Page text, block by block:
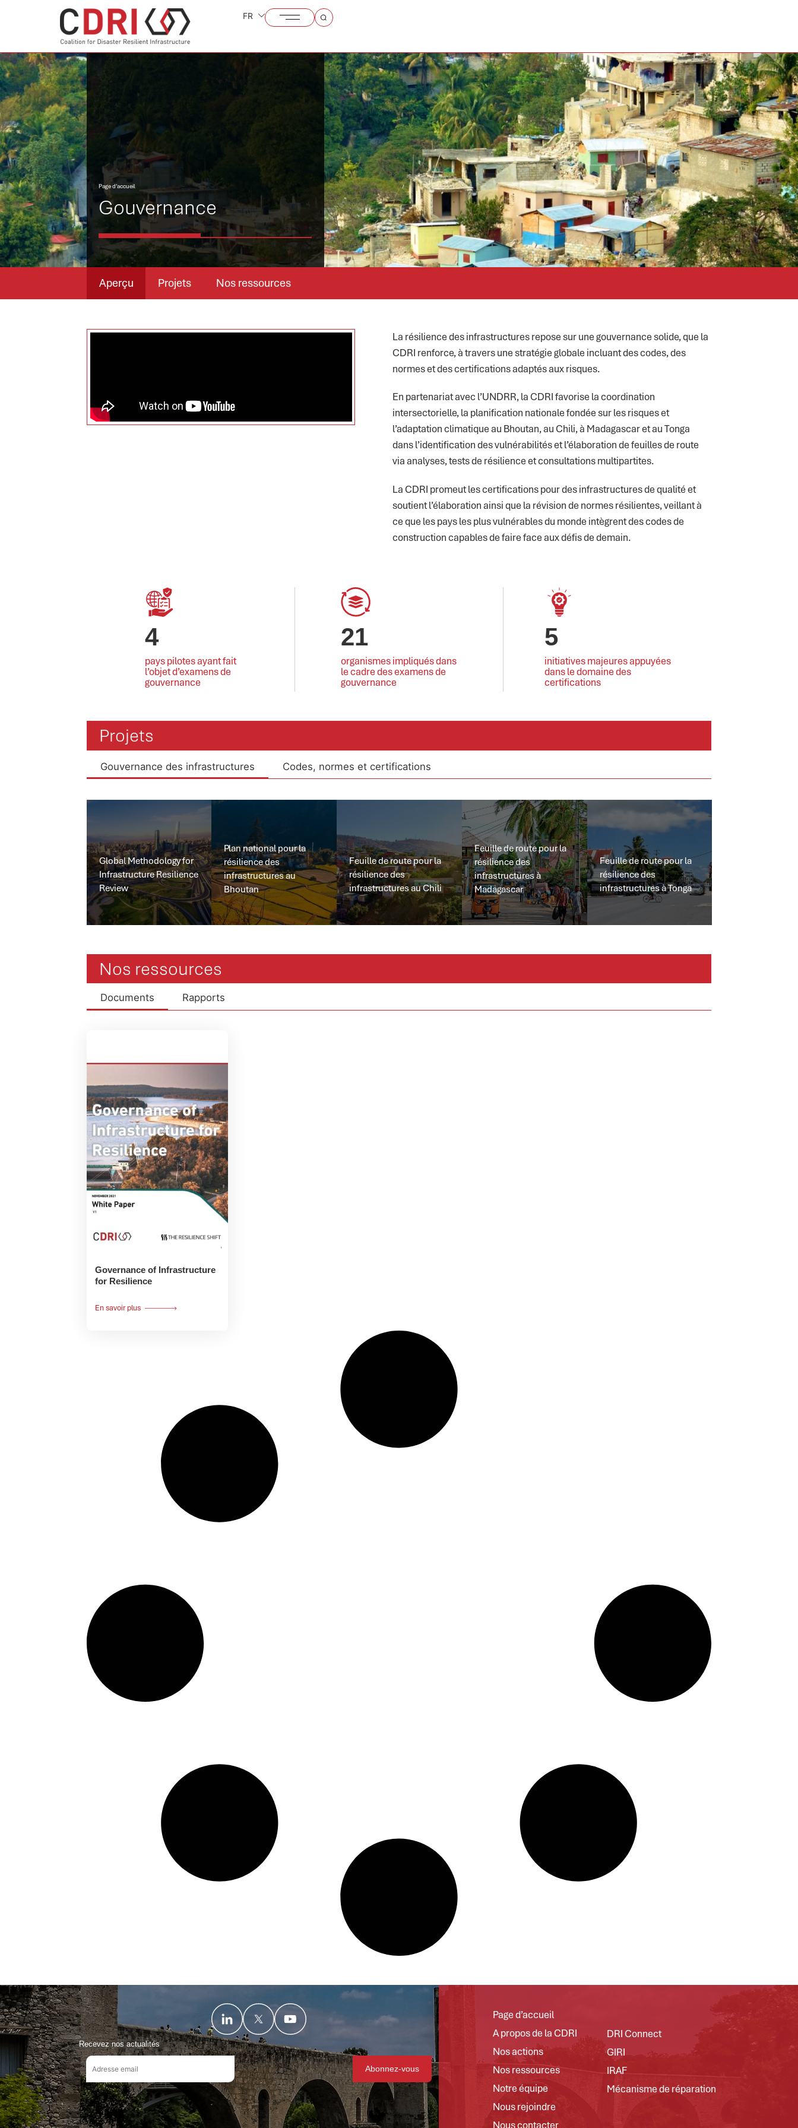
FR
Page d’accueil
Gouvernance
Aperçu Projets Nos ressources
La résilience des infrastructures repose sur une gouvernance solide, que la
CDRI renforce, à travers une stratégie globale incluant des codes, des
normes et des certifications adaptés aux risques.
En partenariat avec l’UNDRR, la CDRI favorise la coordination
intersectorielle, la planification nationale fondée sur les risques et
l’adaptation climatique au Bhoutan, au Chili, à Madagascar et au Tonga
dans l’identification des vulnérabilités et l’élaboration de feuilles de route
via analyses, tests de résilience et consultations multipartites.
La CDRI promeut les certifications pour des infrastructures de qualité et
soutient l’élaboration ainsi que la révision de normes résilientes, veillant à
ce que les pays les plus vulnérables du monde intègrent des codes de
construction capables de faire face aux défis de demain.
pays pilotes ayant fait
l’objet d’examens de
gouvernance
4
organismes impliqués dans
le cadre des examens de
gouvernance
21
initiatives majeures appuyées
dans le domaine des
certifications
5
Projets
Gouvernance des infrastructures Codes, normes et certifications
Global Methodology for
Infrastructure Resilience
Review
Plan national pour la
résilience des
infrastructures au
Bhoutan
Feuille de route pour la
résilience des
infrastructures au Chili
Feuille de route pour la
résilience des
infrastructures à
Madagascar
Feuille de route pour la
résilience des
infrastructures à Tonga
Nos ressources
Documents Rapports
Governance of Infrastructure
for Resilience
En savoir plus
Recevez nos actualités
Page d’accueil
A propos de la CDRI
Nos actions
Nos ressources
Notre équipe
Nous rejoindre
Nous contacter
DRI Connect
GIRI
IRAF
Mécanisme de réparation